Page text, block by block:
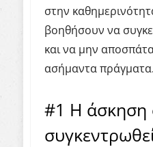
στην
βοηθήσουν να
και να μην
ασήμαντα πράγματα.
#1 Η άσκηση